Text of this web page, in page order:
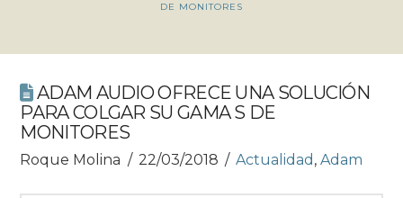
DE MONITORES
ADAM AUDIO OFRECE UNA SOLUCIÓN
PARA COLGAR SU GAMA S DE
MONITORES
Roque Molina 22/03/2018 Actualidad ,Adam